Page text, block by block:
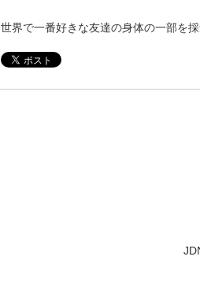
世界で一番好きな友達の身体の一部を採